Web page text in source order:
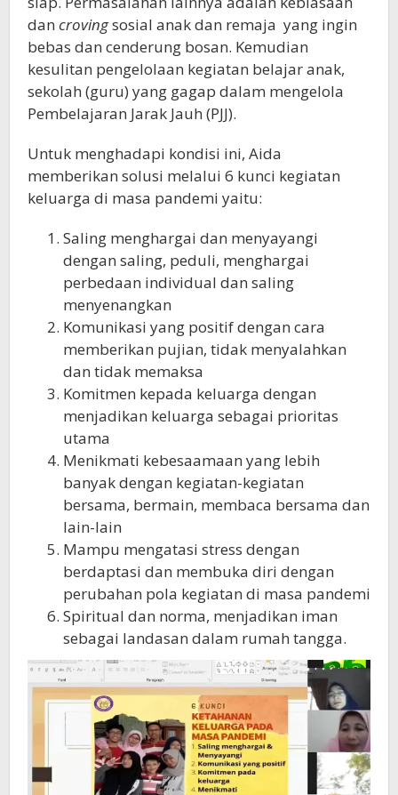
dan crovingsosial anak dan remaja yang ingin
bebas dan cenderung bosan. Kemudian
kesulitan pengelolaan kegiatan belajar anak,
sekolah (guru) yang gagap dalam mengelola
Pembelajaran Jarak Jauh (PJJ).
Untuk menghadapi kondisi ini, Aida
memberikan solusi melalui 6 kunci kegiatan
keluarga di masa pandemi yaitu:
Saling menghargai dan menyayangi
dengan saling, peduli, menghargai
perbedaan individual dan saling
menyenangkan
Komunikasi yang positif dengan cara
memberikan pujian, tidak menyalahkan
dan tidak memaksa
Komitmen kepada keluarga dengan
menjadikan keluarga sebagai prioritas
utama
Menikmati kebesaamaan yang lebih
banyak dengan kegiatan-kegiatan
bersama, bermain, membaca bersama dan
lain-lain
Mampu mengatasi stress dengan
berdaptasi dan membuka diri dengan
perubahan pola kegiatan di masa pandemi
Spiritual dan norma, menjadikan iman
sebagai landasan dalam rumah tangga.